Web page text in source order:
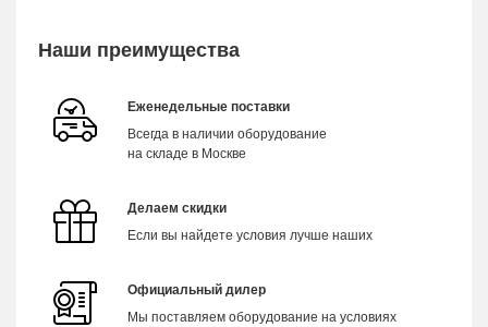
Наши преимущества
Еженедельные поставки
Всегда в наличии оборудование
на складе в Москве
Делаем скидки
Если вы найдете условия лучше наших
Официальный дилер
Мы поставляем оборудование на условиях